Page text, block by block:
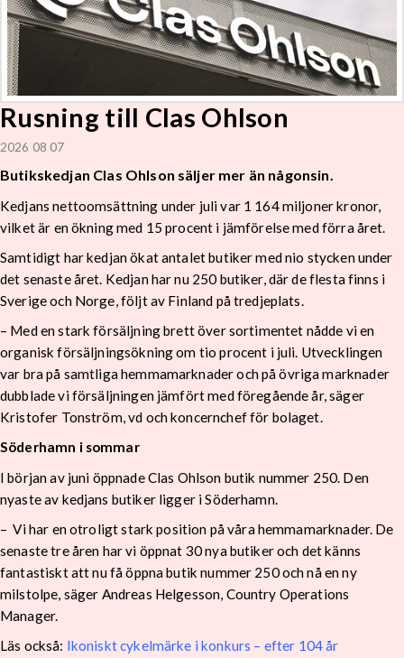
Rusning till Clas Ohlson
2026 08 07
Butikskedjan Clas Ohlson säljer mer än någonsin.
Kedjans nettoomsättning under juli var 1 164 miljoner kronor,
vilket är en ökning med 15 procent i jämförelse med förra året.
Samtidigt har kedjan ökat antalet butiker med nio stycken under
det senaste året. Kedjan har nu 250 butiker, där de flesta finns i
Sverige och Norge, följt av Finland på tredjeplats.
– Med en stark försäljning brett över sortimentet nådde vi en
organisk försäljningsökning om tio procent i juli. Utvecklingen
var bra på samtliga hemmamarknader och på övriga marknader
dubblade vi försäljningen jämfört med föregående år, säger
Kristofer Tonström, vd och koncernchef för bolaget.
Söderhamn i sommar
I början av juni öppnade Clas Ohlson butik nummer 250. Den
nyaste av kedjans butiker ligger i Söderhamn.
– Vi har en otroligt stark position på våra hemmamarknader. De
senaste tre åren har vi öppnat 30 nya butiker och det känns
fantastiskt att nu få öppna butik nummer 250 och nå en ny
milstolpe, säger Andreas Helgesson, Country Operations
Manager.
Läs också: Ikoniskt cykelmärke i konkurs – efter 104 år